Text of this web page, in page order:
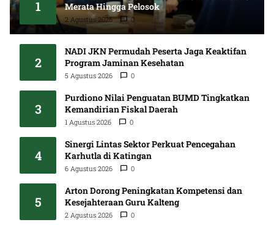
1
Merata Hingga Pelosok
2 Agustus 2026 0
2
NADI JKN Permudah Peserta Jaga Keaktifan
Program Jaminan Kesehatan
5 Agustus 2026 0
3
Purdiono Nilai Penguatan BUMD Tingkatkan
Kemandirian Fiskal Daerah
1 Agustus 2026 0
4
Sinergi Lintas Sektor Perkuat Pencegahan
Karhutla di Katingan
6 Agustus 2026 0
5
Arton Dorong Peningkatan Kompetensi dan
Kesejahteraan Guru Kalteng
2 Agustus 2026 0